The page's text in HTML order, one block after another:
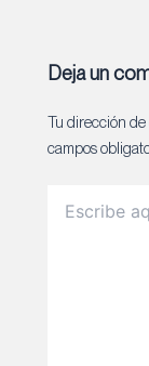
Deja un
Tu dirección
campos
aquí...